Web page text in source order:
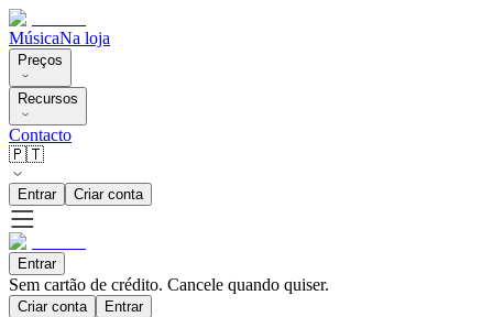
MúsicaNa loja
Preços
Recursos
Contacto
🇵🇹
Entrar Criar conta
Entrar
Sem cartão de crédito. Cancele quando quiser.
Criar conta Entrar